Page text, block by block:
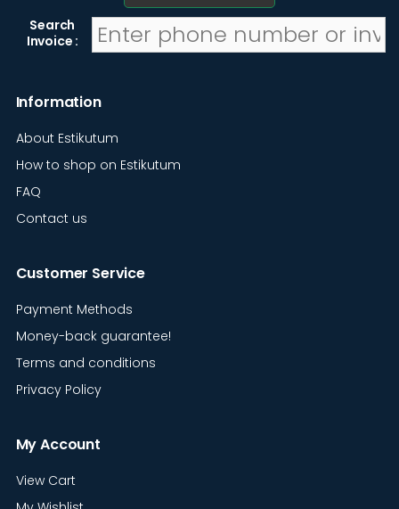
Search
Invoice :
Information
About Estikutum
How to shop on Estikutum
FAQ
Contact us
Customer Service
Payment Methods
Money-back guarantee!
Terms and conditions
Privacy Policy
My Account
View Cart